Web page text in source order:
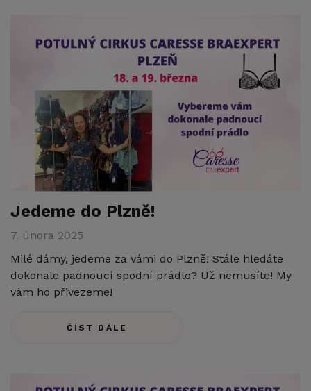
Jedeme do Plzně!
7. února 2025
Milé dámy, jedeme za vámi do Plzně! Stále hledáte
dokonale padnoucí spodní prádlo? Už nemusíte! My
vám ho přivezeme!
ČÍST DÁLE